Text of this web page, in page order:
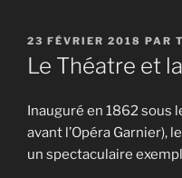
PUBLIÉ
LE
23 FÉVRIER 2018 PAR
Le Théatre et
Inauguré en 1862 sous
avant l’Opéra Garnier),
un spectaculaire